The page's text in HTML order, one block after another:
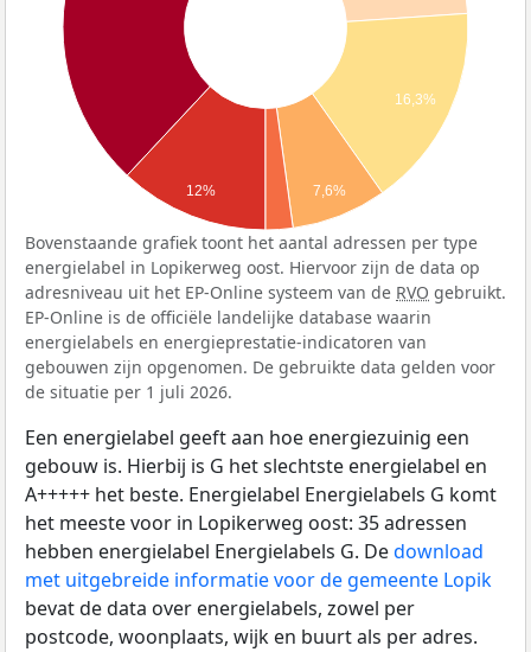
16,3%
7,6%
12%
Bovenstaande grafiek toont het aantal adressen per type
energielabel in Lopikerweg oost. Hiervoor zijn de data op
adresniveau uit het EP-Online systeem van de RVO gebruikt.
EP-Online is de officiële landelijke database waarin
energielabels en energieprestatie-indicatoren van
gebouwen zijn opgenomen. De gebruikte data gelden voor
de situatie per 1 juli 2026.
Een energielabel geeft aan hoe energiezuinig een
gebouw is. Hierbij is G het slechtste energielabel en
A+++++ het beste. Energielabel Energielabels G komt
het meeste voor in Lopikerweg oost: 35 adressen
hebben energielabel Energielabels G. Dedownload
met uitgebreide informatie voor de gemeente Lopik
bevat de data over energielabels, zowel per
postcode, woonplaats, wijk en buurt als per adres.